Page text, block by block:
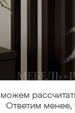
Ответим менее,